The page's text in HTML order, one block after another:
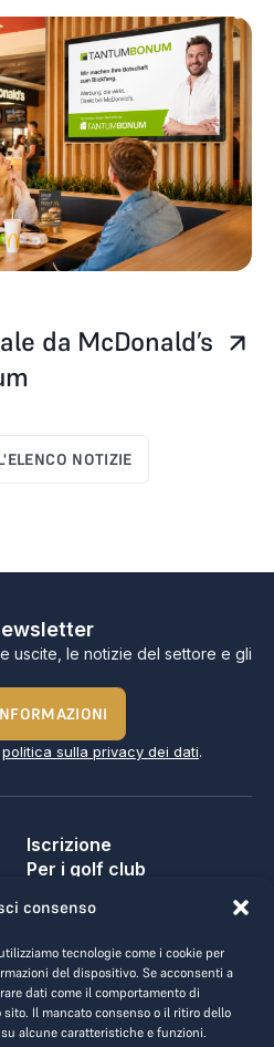
consenso
tecnologie come i cookie per
del dispositivo. Se acconsenti a
dati come il comportamento di
Il mancato consenso o il ritiro dello
alcune caratteristiche e funzioni.
da McDonald’s
NOTIZIE
uscite, le notizie del settore e gli
politica sulla privacy dei dati.
Iscrizione
Per i golf club
Note legali
Termini e condizioni
Privacy dei dati